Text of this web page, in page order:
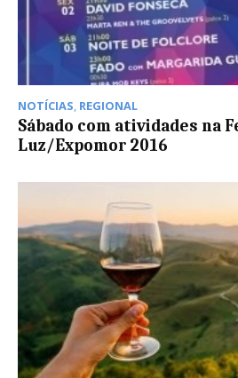
NOTÍCIAS, REGIONAL
Sábado com atividades na
Luz/Expomor 2016